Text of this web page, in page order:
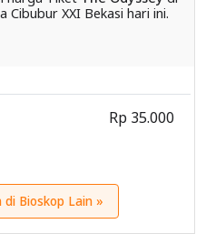
Cibubur XXI Bekasi hari ini.
Rp 35.000
di Bioskop Lain »